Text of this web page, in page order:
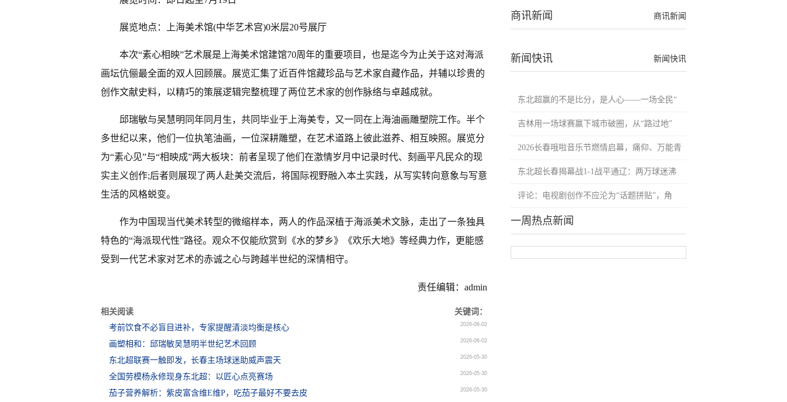
展览地点：上海美术馆(中华艺术宫)0米层20号展厅
本次“素心相映”艺术展是上海美术馆建馆70周年的重要项目，也是迄今为止关于这对海派
画坛伉俪最全面的双人回顾展。展览汇集了近百件馆藏珍品与艺术家自藏作品，并辅以珍贵的
创作文献史料，以精巧的策展逻辑完整梳理了两位艺术家的创作脉络与卓越成就。
邱瑞敏与吴慧明同年同月生，共同毕业于上海美专，又一同在上海油画雕塑院工作。半个
多世纪以来，他们一位执笔油画，一位深耕雕塑，在艺术道路上彼此滋养、相互映照。展览分
为“素心见”与“相映成”两大板块：前者呈现了他们在激情岁月中记录时代、刻画平凡民众的现
实主义创作;后者则展现了两人赴美交流后，将国际视野融入本土实践，从写实转向意象与写意
生活的风格蜕变。
作为中国现当代美术转型的微缩样本，两人的作品深植于海派美术文脉，走出了一条独具
特色的“海派现代性”路径。观众不仅能欣赏到《水的梦乡》《欢乐大地》等经典力作，更能感
受到一代艺术家对艺术的赤诚之心与跨越半世纪的深情相守。
责任编辑：admin
相关阅读
关键词：
考前饮食不必盲目进补，专家提醒清淡均衡是核心
2026-06-02
画塑相和：邱瑞敏吴慧明半世纪艺术回顾 2026-06-02
东北超联赛一触即发，长春主场球迷助威声震天 2026-05-30
全国劳模杨永修现身东北超：以匠心点亮赛场 2026-05-30
茄子营养解析：紫皮富含维E维P，吃茄子最好不要去皮 2026-05-30
商讯新闻
商讯新闻
新闻快讯
新闻快讯
东北超赢的不是比分，是人心——一场全民“
吉林用一场球赛赢下城市破圈，从“路过地”
2026长春哦啦音乐节燃情启幕，痛仰、万能青
东北超长春揭幕战1-1战平通辽：两万球迷沸
评论：电视剧创作不应沦为“话题拼贴”，角
一周热点新闻